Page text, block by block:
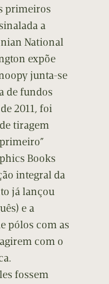
primeiros
a
National
expõe
junta-se
de fundos
2011, foi
tiragem
Books
integral da
já lançou
e a
pólos com as
com o
fossem